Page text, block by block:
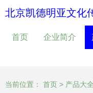
北京凯德明亚文化
首页 企业简介
当前位置： 首页 > 产品大全